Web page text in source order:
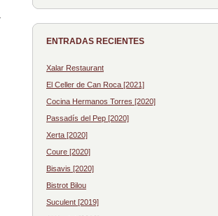
ENTRADAS RECIENTES
Xalar Restaurant
El Celler de Can Roca [2021]
Cocina Hermanos Torres [2020]
Passadís del Pep [2020]
Xerta [2020]
Coure [2020]
Bisavis [2020]
Bistrot Bilou
Suculent [2019]